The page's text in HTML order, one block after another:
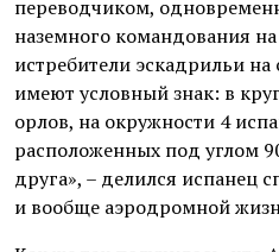
переводчиком,
наземного командования
истребители эскадрильи
имеют условный знак: в
орлов, на окружности 4
расположенных под углом
друга», – делился испанец
и вообще аэродромной